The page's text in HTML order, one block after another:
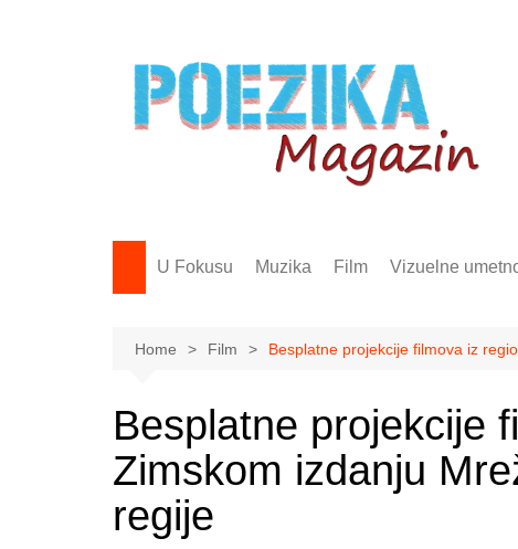
U Fokusu Muzika Film Vizuelne
Home Film Besplatne projekcije filmova iz
Besplatne projekcije
Zimskom izdanju
regije